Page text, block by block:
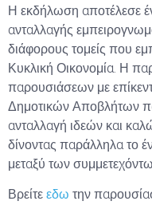
Η εκδήλωση αποτέλεσε
ανταλλαγής
διάφορους τομείς που
Κυκλική Οικονομία. Η
παρουσιάσεων με
Δημοτικών Αποβλήτων
ανταλλαγή ιδεών και
δίνοντας παράλληλα το
μεταξύ των
Βρείτεεδω την